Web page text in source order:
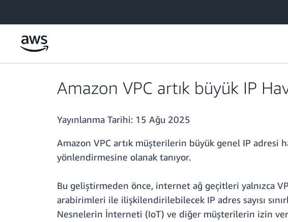
Amazon VPC artık büyük IP
Yayınlanma Tarihi: 15 Ağu 2025
Amazon VPC artık müşterilerin büyük genel IP
yönlendirmesine olanak tanıyor.
Bu geliştirmeden önce, internet ağ geçitleri yalnızca
arabirimleri ile ilişkilendirilebilecek IP adres sayısı
Nesnelerin İnterneti (IoT) ve diğer müşterilerin izin